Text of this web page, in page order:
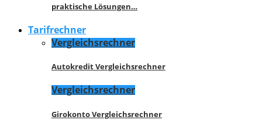
praktische Lösungen…
Tarifrechner
Vergleichsrechner
Autokredit Vergleichsrechner
Vergleichsrechner
Girokonto Vergleichsrechner